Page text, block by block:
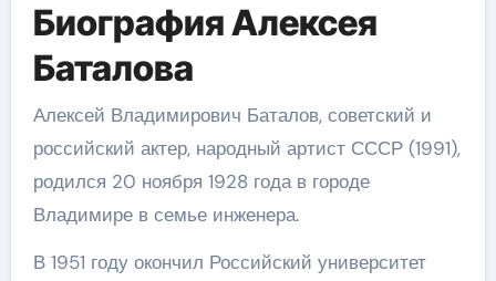
Биография Алексея
Баталова
Алексей Владимирович Баталов, советский и
российский актер, народный артист СССР (1991),
родился 20 ноября 1928 года в городе
Владимире в семье инженера.
В 1951 году окончил Российский университет